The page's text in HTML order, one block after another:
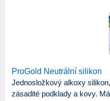
ProGold Neutrální silikon
Jednosložkový alkoxy
zásadité podklady a kovy.